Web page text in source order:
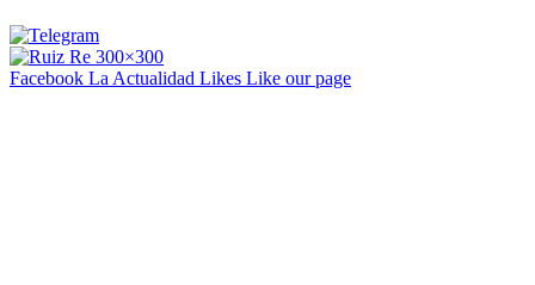
Facebook La Actualidad Likes Like our page